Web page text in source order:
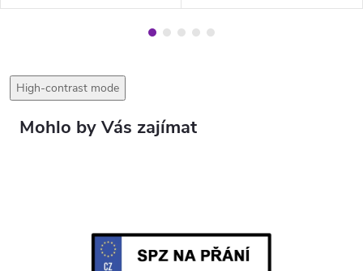
High-contrast mode